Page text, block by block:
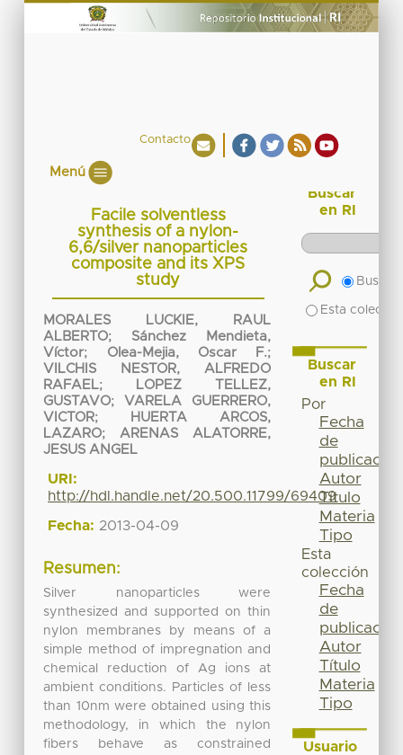
Contacto
Menú
Facile solventless
synthesis of a nylon-
6,6/silver nanoparticles
composite and its XPS
study
MORALES LUCKIE, RAUL
ALBERTO; Sánchez Mendieta,
Víctor; Olea-Mejia, Oscar F.;
VILCHIS NESTOR, ALFREDO
RAFAEL;
LOPEZ TELLEZ,
GUSTAVO; VARELA GUERRERO,
VICTOR;
HUERTA ARCOS,
LAZARO;ARENAS ALATORRE,
JESUS ANGEL
URI:
http://hdl.handle.net/20.500.11799/69409
Fecha: 2013-04-09
Resumen:
Silver nanoparticles were
synthesized and supported on thin
nylon membranes by means of a
simple method of impregnation and
chemical reduction of Ag ions at
ambient conditions. Particles of less
than 10nm were obtained using this
methodology, in which the nylon
fibers behave as constrained
Buscar
en RI
Buscar
Esta
Buscar
en RI
Por
Fecha
de
publicación
Autor
Título
Materia
Tipo
Esta
colección
Fecha
de
publicación
Autor
Título
Materia
Tipo
Usuario